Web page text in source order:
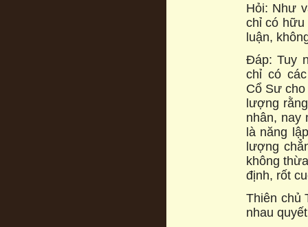
Hỏi: Như
chỉ có hữu
luận,
Đáp: Tuy
chỉ có
Cổ Sư
lượng
nhân, nay
là năng
lượng
không
định, rốt
Thiên chủ
nhau